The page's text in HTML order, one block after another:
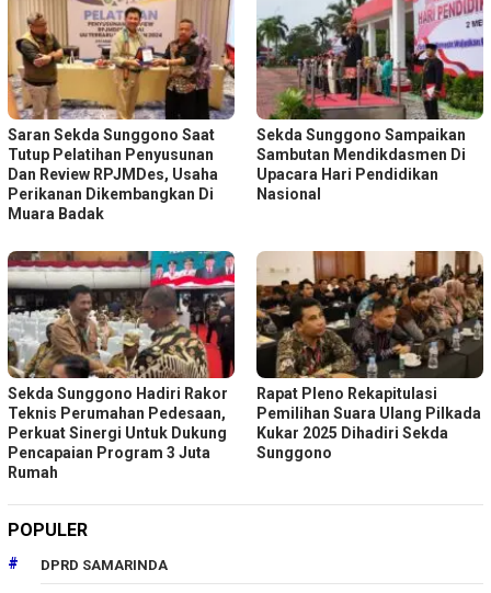
Saran Sekda Sunggono Saat
Tutup Pelatihan Penyusunan
Dan Review RPJMDes, Usaha
Perikanan Dikembangkan Di
Muara Badak
Sekda Sunggono Sampaikan
Sambutan Mendikdasmen Di
Upacara Hari Pendidikan
Nasional
Sekda Sunggono Hadiri Rakor
Teknis Perumahan Pedesaan,
Perkuat Sinergi Untuk Dukung
Pencapaian Program 3 Juta
Rumah
Rapat Pleno Rekapitulasi
Pemilihan Suara Ulang Pilkada
Kukar 2025 Dihadiri Sekda
Sunggono
POPULER
DPRD SAMARINDA